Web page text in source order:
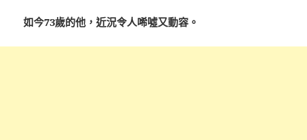
如今73歲的他，近況令人唏噓又動容。